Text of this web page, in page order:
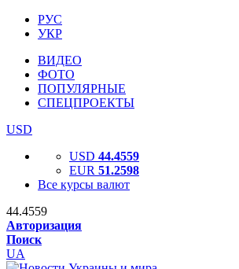
РУС
УКР
ВИДЕО
ФОТО
ПОПУЛЯРНЫЕ
СПЕЦПРОЕКТЫ
USD
USD 44.4559
EUR 51.2598
Все курсы валют
44.4559
Авторизация
Поиск
UA